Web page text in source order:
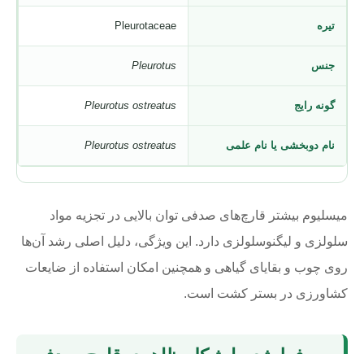
تیره Pleurotaceae
جنس Pleurotus
گونه رایج Pleurotus ostreatus
نام دوبخشی یا نام علمی Pleurotus ostreatus
میسلیوم بیشتر قارچ‌های صدفی توان بالایی در تجزیه مواد
سلولزی و لیگنوسلولزی دارد. این ویژگی، دلیل اصلی رشد آن‌ها
روی چوب و بقایای گیاهی و همچنین امکان استفاده از ضایعات
کشاورزی در بستر کشت است.